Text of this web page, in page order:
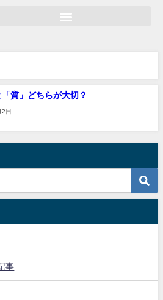
「質」どちらが大切？
2日
事